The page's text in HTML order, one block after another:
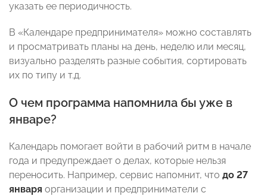
указать ее периодичность.
В «Календаре предпринимателя» можно составлять
и просматривать планы на день, неделю или месяц,
визуально разделять разные события, сортировать
их по типу и т.д.
О чем программа напомнила бы уже в
январе?
Календарь помогает войти в рабочий ритм в начале
года и предупреждает о делах, которые нельзя
переносить. Например, сервис напомнит, что до 27
января организации и предприниматели с